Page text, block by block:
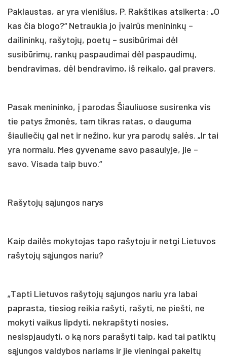
Paklaustas, ar yra vienišius, P. Rakštikas atsikerta: „O
kas čia blogo?“ Netraukia jo įvairūs menininkų –
dailininkų, rašytojų, poetų – susibūrimai dėl
susibūrimų, rankų paspaudimai dėl paspaudimų,
bendravimas, dėl bendravimo, iš reikalo, gal pravers.
Pasak menininko, į parodas Šiauliuose susirenka vis
tie patys žmonės, tam tikras ratas, o dauguma
šiauliečių gal net ir nežino, kur yra parodų salės. „Ir tai
yra normalu. Mes gyvename savo pasaulyje, jie –
savo. Visada taip buvo.“
Rašytojų sąjungos narys
Kaip dailės mokytojas tapo rašytoju ir netgi Lietuvos
rašytojų sąjungos nariu?
„Tapti Lietuvos rašytojų sąjungos nariu yra labai
paprasta, tiesiog reikia rašyti, rašyti, ne piešti, ne
mokyti vaikus lipdyti, nekrapštyti nosies,
nesispjaudyti, o ką nors parašyti taip, kad tai patiktų
sąjungos valdybos nariams ir jie vieningai pakeltų